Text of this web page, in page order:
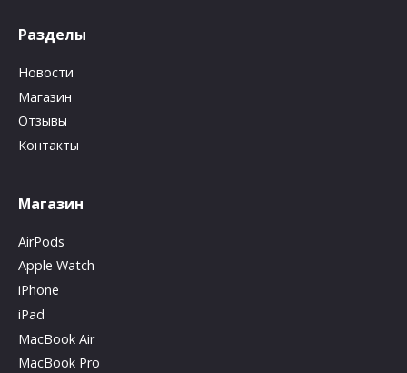
Разделы
Новости
Магазин
Отзывы
Контакты
Магазин
AirPods
Apple Watch
iPhone
iPad
MacBook Air
MacBook Pro